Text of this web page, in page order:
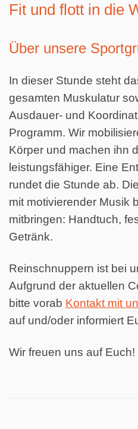
Fit und flott in die
Über unsere
In dieser Stunde steht
gesamten Muskulatur
Ausdauer- und
Programm. Wir
Körper und machen ihn
leistungsfähiger. Eine
rundet die Stunde ab.
mit motivierender Musik
mitbringen: Handtuch,
Getränk.
Reinschnuppern ist bei
Aufgrund der aktuellen
bitte vorab Kontakt mit
auf und/oder informiert
Wir freuen uns auf Euch!